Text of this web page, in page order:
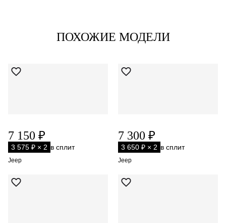
ПОХОЖИЕ МОДЕЛИ
7 150 ₽
3 575 ₽ × 2 в сплит
Jeep
7 300 ₽
3 650 ₽ × 2 в сплит
Jeep